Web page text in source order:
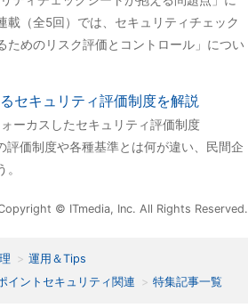
（全5回）では、セキュリティチェック
めのリスク評価とコントロール」につい
セキュリティ評価制度を解説
ーカスしたセキュリティ評価制度
評価制度や各種基準とは何が違い、民間企
© ITmedia, Inc. All Rights Reserved.
運用＆Tips
イントセキュリティ関連 特集記事一覧